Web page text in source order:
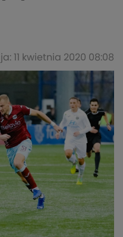
11 kwietnia 2020 08:08